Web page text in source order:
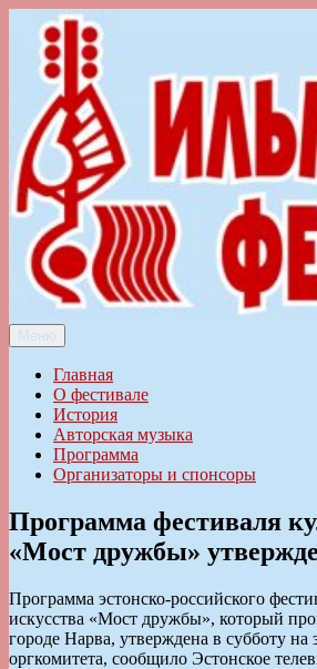
Перейти
содержимому
Ильменский фестиваль авторской песни
Меню
Главная
О фестивале
История
Авторская музыка
Программа
Организаторы и спонсоры
Программа фестиваля
«Мост дружбы»
Программа эстонско-российского
искусства «Мост дружбы», который
городе Нарва, утверждена в субботу на
оргкомитета, сообщило Эстонское